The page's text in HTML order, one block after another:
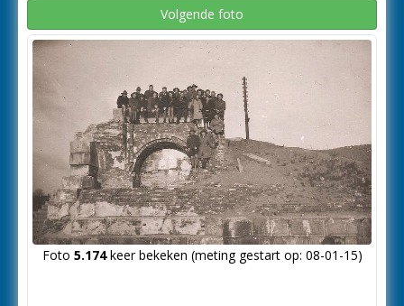
Volgende foto
Foto 5.174keer bekeken (meting gestart op: 08-01-15)